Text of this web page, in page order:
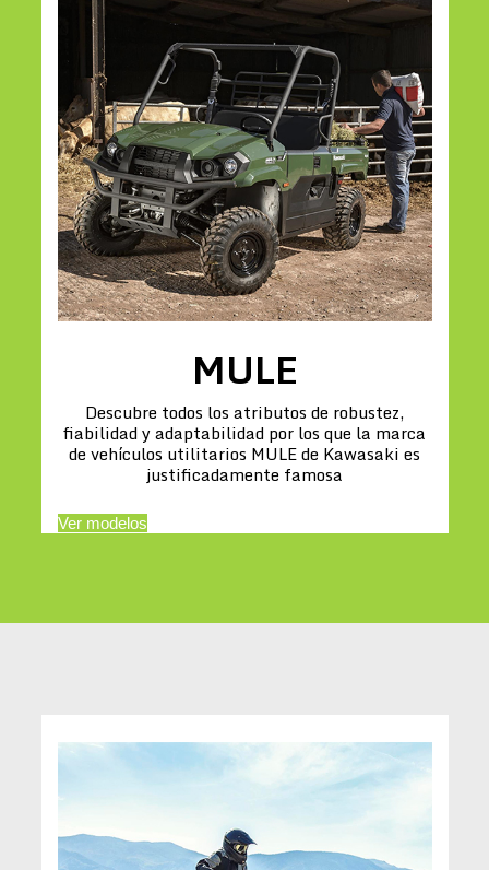
MULE
Descubre todos los atributos de robustez,
fiabilidad y adaptabilidad por los que la marca
de vehículos utilitarios MULE de Kawasaki es
justificadamente famosa
Ver modelos